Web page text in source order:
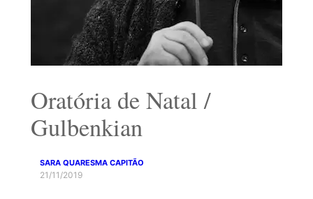
Oratória de Natal /
Gulbenkian
SARA QUARESMA CAPITÃO
21/11/2019